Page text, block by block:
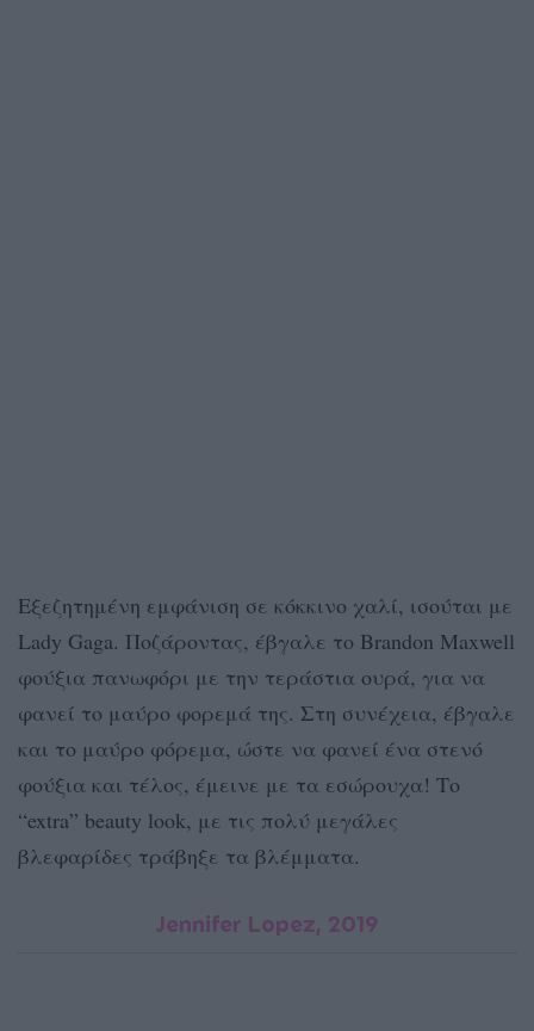
Εξεζητημένη εμφάνιση σε κόκκινο χαλί, ισούται με
Lady Gaga. Ποζάροντας, έβγαλε το Brandon Maxwell
φούξια πανωφόρι με την τεράστια ουρά, για να
φανεί το μαύρο φορεμά της. Στη συνέχεια, έβγαλε
και το μαύρο φόρεμα, ώστε να φανεί ένα στενό
φούξια και τέλος, έμεινε με τα εσώρουχα! Το
“extra” beauty look, με τις πολύ μεγάλες
βλεφαρίδες τράβηξε τα βλέμματα.
Jennifer Lopez, 2019